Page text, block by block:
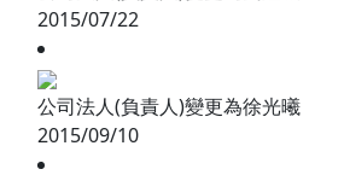
2015/07/22
公司法人(負責人)變更為徐光曦
2015/09/10